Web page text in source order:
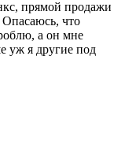
прямой продажи
что
а он мне
уж я другие под